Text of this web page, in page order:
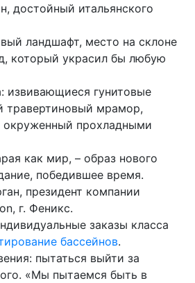
достойный итальянского
ландшафт, место на склоне
который украсил бы любую
извивающиеся гунитовые
травертиновый мрамор,
окруженный прохладными
как мир, – образ нового
победившее время.
президент компании
г. Феникс.
заказы класса
бассейнов.
пытаться выйти за
«Мы пытаемся быть в